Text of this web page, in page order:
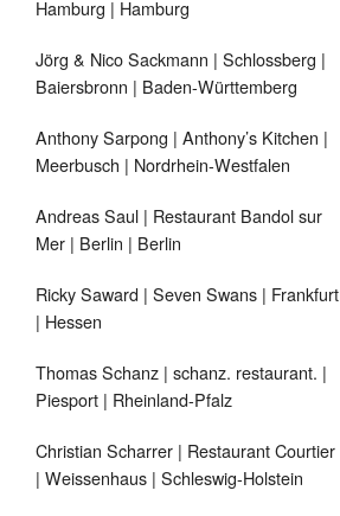
Hamburg | Hamburg
Jörg & Nico Sackmann | Schlossberg |
Baiersbronn | Baden-Württemberg
Anthony Sarpong | Anthony’s Kitchen |
Meerbusch | Nordrhein-Westfalen
Andreas Saul | Restaurant Bandol sur
Mer | Berlin | Berlin
Ricky Saward | Seven Swans | Frankfurt
| Hessen
Thomas Schanz | schanz. restaurant. |
Piesport | Rheinland-Pfalz
Christian Scharrer | Restaurant Courtier
| Weissenhaus | Schleswig-Holstein